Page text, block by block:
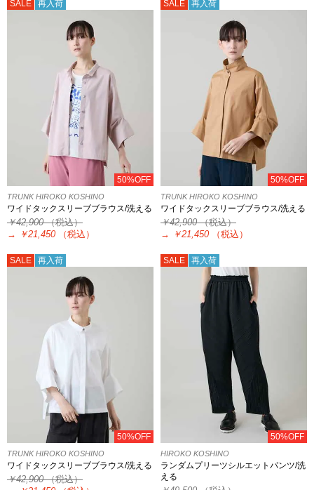
SALE 再入荷
50%OFF
TRUNK HIROKO KOSHINO
ワイドタックスリーブブラウス/洗える
￥42,900（税込）
→
￥21,450 （税込）
SALE 再入荷
50%OFF
TRUNK HIROKO KOSHINO
ワイドタックスリーブブラウス/洗える
￥42,900（税込）
→
￥21,450 （税込）
SALE 再入荷
50%OFF
TRUNK HIROKO KOSHINO
ワイドタックスリーブブラウス/洗える
￥42,900（税込）
SALE 再入荷
50%OFF
HIROKO KOSHINO
ランダムプリーツシルエットパンツ/洗
える